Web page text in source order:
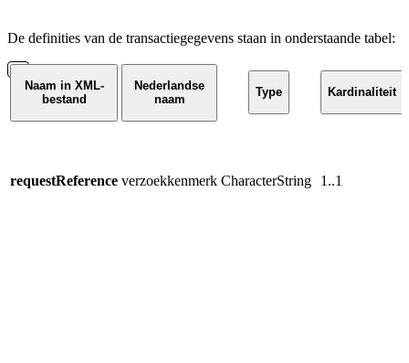
De definities van de transactiegegevens staan in onderstaande tabel:
Naam in XML-
bestand
Nederlandse
naam
Type Kardinaliteit
requestReference verzoekkenmerk CharacterString 1..1